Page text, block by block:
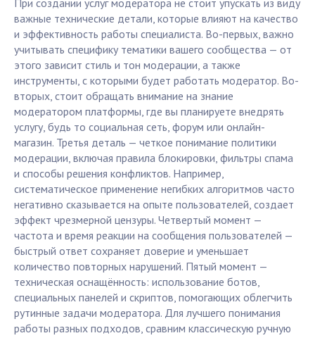
При создании услуг модератора не стоит упускать из виду
важные технические детали, которые влияют на качество
и эффективность работы специалиста. Во-первых, важно
учитывать специфику тематики вашего сообщества — от
этого зависит стиль и тон модерации, а также
инструменты, с которыми будет работать модератор. Во-
вторых, стоит обращать внимание на знание
модератором платформы, где вы планируете внедрять
услугу, будь то социальная сеть, форум или онлайн-
магазин. Третья деталь — четкое понимание политики
модерации, включая правила блокировки, фильтры спама
и способы решения конфликтов. Например,
систематическое применение негибких алгоритмов часто
негативно сказывается на опыте пользователей, создает
эффект чрезмерной цензуры. Четвертый момент —
частота и время реакции на сообщения пользователей —
быстрый ответ сохраняет доверие и уменьшает
количество повторных нарушений. Пятый момент —
техническая оснащённость: использование ботов,
специальных панелей и скриптов, помогающих облегчить
рутинные задачи модератора. Для лучшего понимания
работы разных подходов, сравним классическую ручную